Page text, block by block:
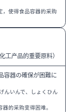
，使得食品容器的采购
工产品的重要原料）
容器の確保が困難に
んいんで、しょくひん
的采购变得困难。